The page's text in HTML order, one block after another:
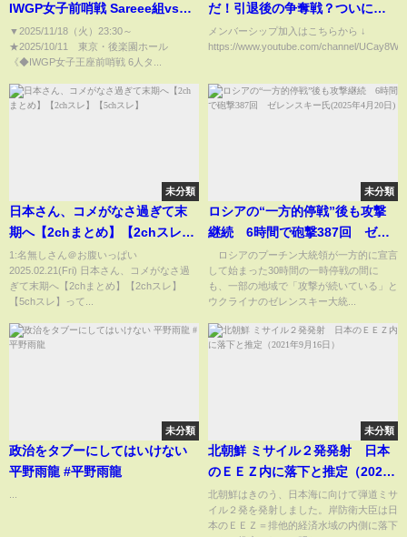
IWGP女子前哨戦 Sareee組vs朱
里組/10.13両国 IWGP女子戦
Sareee vs 朱里『We are
STARDOM!!』
#307【STARDOM】
▼2025/11/18（火）23:30​​​​​​​​​​～
★2025/10/11 東京・後楽園ホール
《◆IWGP女子王座前哨戦 6人タ...
だ！引退後の争奪戦？ついにロ
ッシー小川が登場！ロッシー狙
いはたむか上谷か！スターダム
メンバーシップ加入はこちらから ↓
https://www.youtube.com/channel/
未分類
日本さん、コメがなさ過ぎて末
期へ【2chまとめ】【2chスレ】
【5chスレ】
1:名無しさん＠お腹いっぱい
2025.02.21(Fri) 日本さん、コメがなさ過
ぎて末期へ【2chまとめ】【2chスレ】
【5chスレ】って...
未分類
ロシアの“一方的停戦”後も攻撃
継続 6時間で砲撃387回 ゼレ
ンスキー氏(2025年4月20日)
ロシアのプーチン大統領が一方的に宣言
して始まった30時間の一時停戦の間に
も、一部の地域で「攻撃が続いている」と
ウクライナのゼレンスキー大統...
未分類
政治をタブーにしてはいけない
平野雨龍 #平野雨龍
未分類
北朝鮮 ミサイル２発発射 日本
のＥＥＺ内に落下と推定（2021
年9月16日）
北朝鮮はきのう、日本海に向けて弾道ミサ
イル２発を発射しました。岸防衛大臣は日
本のＥＥＺ＝排他的経済水域の内側に落下